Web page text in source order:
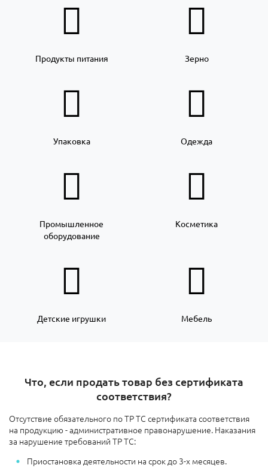
Продукты питания Зерно
Упаковка Одежда
Промышленное
оборудование
Косметика
Детские игрушки Мебель
Что, если продать товар без сертификата
соответствия?
Отсутствие обязательного по ТР ТС сертификата соответствия
на продукцию - административное правонарушение. Наказания
за нарушение требований ТР ТС:
Приостановка деятельности на срок до 3-х месяцев.